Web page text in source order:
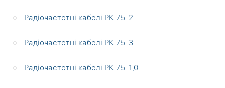
Радіочастотні кабелі РК 75-2
Радіочастотні кабелі РК 75-3
Радіочастотні кабелі РК 75-1,0